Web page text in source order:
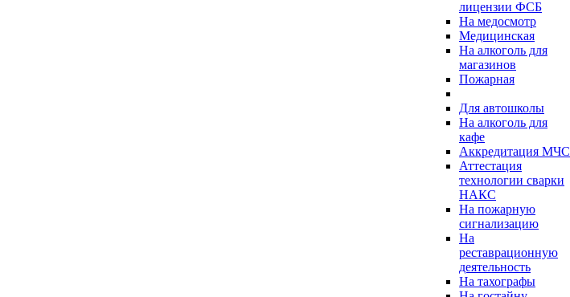
лицензии ФСБ
На медосмотр
Медицинская
На алкоголь для
магазинов
Пожарная
Для автошколы
На алкоголь для
кафе
Аккредитация МЧС
Аттестация
технологии сварки
НАКС
На пожарную
сигнализацию
На
реставрационную
деятельность
На тахографы